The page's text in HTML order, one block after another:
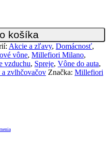
košíka
Akcie a zľavy, Domácnosť,
vône, Millefiori Milano,
vzduchu, Spreje, Vône do auta,
zvlhčovačov Značka: Millefiori